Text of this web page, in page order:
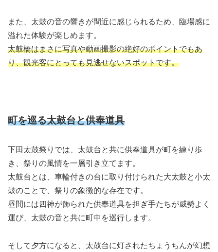
また、太鼓の音の響きが間近に感じられるため、臨場感に
溢れた体験が楽しめます。
太鼓橋はまさに写真や動画撮影の絶好のポイントでもあ
り、観光客にとっても見逃せないスポットです。
町を巡る太鼓台と供奉道具
下田太鼓祭りでは、太鼓台と共に供奉道具が町を練り歩
き、祭りの風情を一層引き立てます。
太鼓台とは、車輪付きの台に取り付けられた大太鼓と小太
鼓のことで、祭りの象徴的な存在です。
昼間には四神が飾られた供奉道具を担ぎ手たちが威勢よく
運び、太鼓の音と共に町中を巡行します。
そして夕方になると、太鼓台に灯されたちょうちんが幻想